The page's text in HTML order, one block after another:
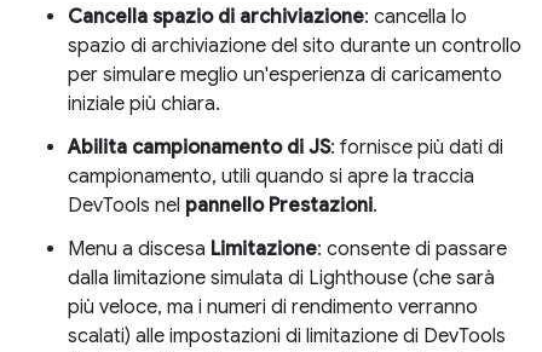
Cancella spazio di archiviazione: cancella lo
spazio di archiviazione del sito durante un controllo
per simulare meglio un'esperienza di caricamento
iniziale più chiara.
Abilita campionamento di JS: fornisce più dati di
campionamento, utili quando si apre la traccia
DevTools nel pannello Prestazioni.
Menu a discesa Limitazione: consente di passare
dalla limitazione simulata di Lighthouse (che sarà
più veloce, ma i numeri di rendimento verranno
scalati) alle impostazioni di limitazione di DevTools